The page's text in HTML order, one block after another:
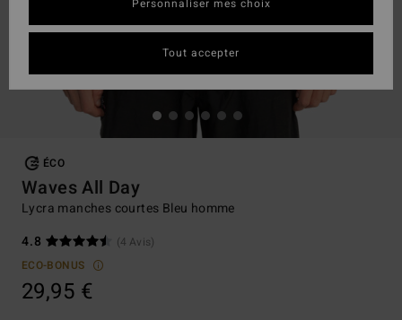
ÉCO
Waves All Day
Lycra manches courtes Bleu homme
4.8
(4 Avis)
ECO-BONUS
29,95 €
Personnaliser mes choix
Tout accepter